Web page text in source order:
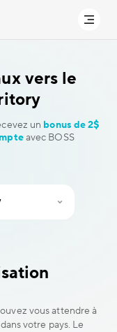
vers le
un bonus de 2$
avec BOSS
vous attendre à
votre pays. Le